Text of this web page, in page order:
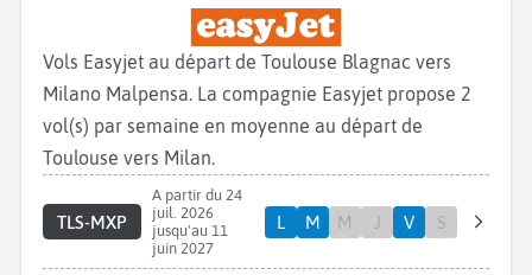
Vols Easyjet au départ de Toulouse Blagnac vers
Milano Malpensa. La compagnie Easyjet propose 2
vol(s) par semaine en moyenne au départ de
Toulouse vers Milan.
TLS-MXP
A partir du 24
juil. 2026
jusqu'au 11
juin 2027
L M M J V S